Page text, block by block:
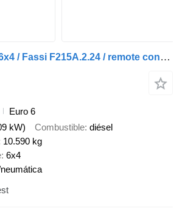
MAN TGS 26.420 6x4 / Fassi F215A.2.24 / remote control / Rotator / p
Euro 6
kW) Combustible diésel
10.590 kg
6x4